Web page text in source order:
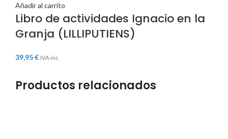
Añadir al carrito
Libro de actividades Ignacio en la
Granja (LILLIPUTIENS)
39,95€ IVA inc.
Productos relacionados